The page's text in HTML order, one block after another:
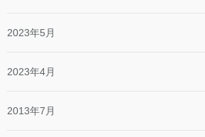
2023年5月
2023年4月
2013年7月